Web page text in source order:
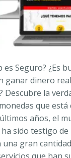
es Seguro? ¿Es
ganar dinero
Descubre la
que está
años, el
sido testigo
gran